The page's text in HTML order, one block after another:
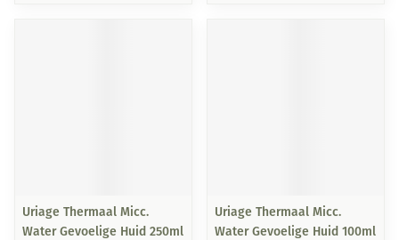
Uriage Thermaal Micc.
Water Gevoelige Huid 250ml
Uriage Thermaal Micc.
Water Gevoelige Huid 100ml